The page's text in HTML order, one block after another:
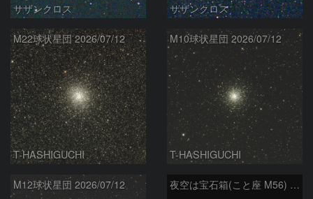
サザンクロス サザンクロス
M22球状星団 2026/07/12
T-HASHIGUCHI
M10球状星団 2026/07/12
T-HASHIGUCHI
M12球状星団 2026/07/12 夜空は宝石箱(こと座 M56) Seestar50